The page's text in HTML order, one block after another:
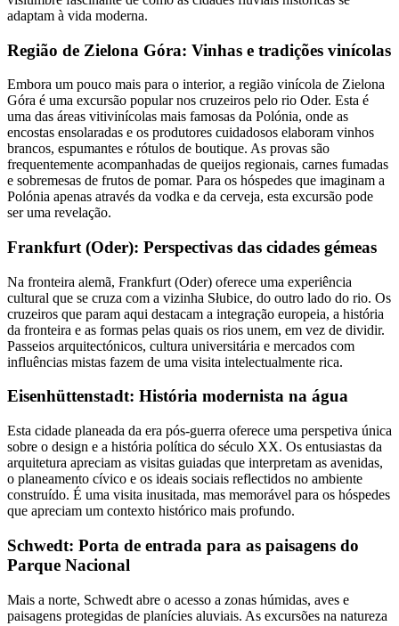
adaptam à vida moderna.
Região de Zielona Góra: Vinhas e tradições vinícolas
Embora um pouco mais para o interior, a região vinícola de Zielona
Góra é uma excursão popular nos cruzeiros pelo rio Oder. Esta é
uma das áreas vitivinícolas mais famosas da Polónia, onde as
encostas ensolaradas e os produtores cuidadosos elaboram vinhos
brancos, espumantes e rótulos de boutique. As provas são
frequentemente acompanhadas de queijos regionais, carnes fumadas
e sobremesas de frutos de pomar. Para os hóspedes que imaginam a
Polónia apenas através da vodka e da cerveja, esta excursão pode
ser uma revelação.
Frankfurt (Oder): Perspectivas das cidades gémeas
Na fronteira alemã, Frankfurt (Oder) oferece uma experiência
cultural que se cruza com a vizinha Słubice, do outro lado do rio. Os
cruzeiros que param aqui destacam a integração europeia, a história
da fronteira e as formas pelas quais os rios unem, em vez de dividir.
Passeios arquitectónicos, cultura universitária e mercados com
influências mistas fazem de uma visita intelectualmente rica.
Eisenhüttenstadt: História modernista na água
Esta cidade planeada da era pós-guerra oferece uma perspetiva única
sobre o design e a história política do século XX. Os entusiastas da
arquitetura apreciam as visitas guiadas que interpretam as avenidas,
o planeamento cívico e os ideais sociais reflectidos no ambiente
construído. É uma visita inusitada, mas memorável para os hóspedes
que apreciam um contexto histórico mais profundo.
Schwedt: Porta de entrada para as paisagens do
Parque Nacional
Mais a norte, Schwedt abre o acesso a zonas húmidas, aves e
paisagens protegidas de planícies aluviais. As excursões na natureza